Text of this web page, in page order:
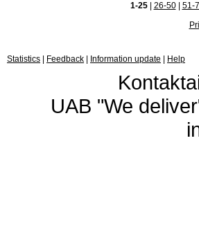
1-25| 26-50| 51-
Statistics Feedback Information update Help
UAB "We